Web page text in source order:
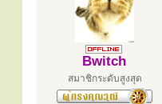
Bwitch
สมาชิกระดับสูงสุด